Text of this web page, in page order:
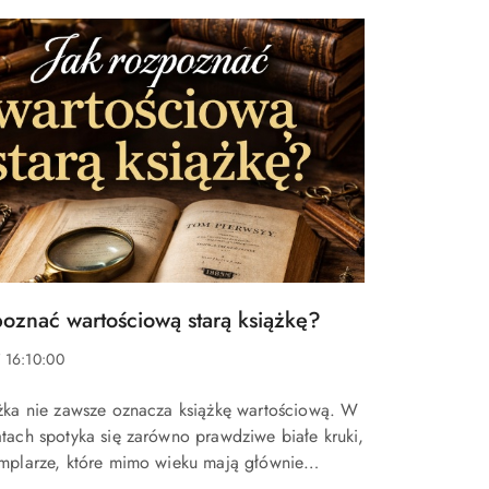
wartościową starą książkę?
16:10:00
nie zawsze oznacza książkę wartościową. W
spotyka się zarówno prawdziwe białe kruki,
które mimo wieku mają głównie